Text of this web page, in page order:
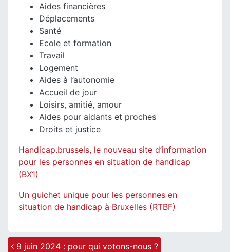
Aides financières
Déplacements
Santé
Ecole et formation
Travail
Logement
Aides à l’autonomie
Accueil de jour
Loisirs, amitié, amour
Aides pour aidants et proches
Droits et justice
Handicap.brussels, le nouveau site d’information
pour les personnes en situation de handicap
(BX1)
Un guichet unique pour les personnes en
situation de handicap à Bruxelles (RTBF)
Post navigation
9 juin 2024 : pour qui votons-nous ?